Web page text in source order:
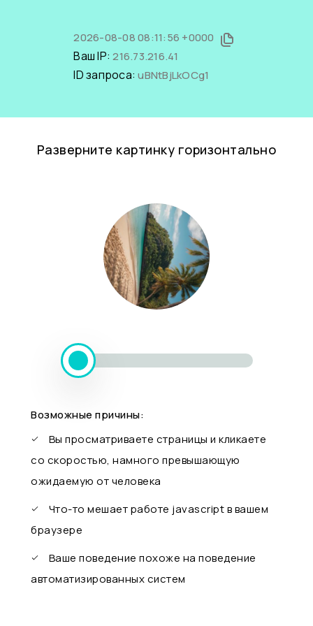
2026-08-08 08:11:56 +0000
Ваш IP:216.73.216.41
ID запроса:uBNtBjLkOCg1
Разверните картинку горизонтально
Возможные причины:
Вы просматриваете страницы и кликаете
со скоростью, намного превышающую
ожидаемую от человека
Что-то мешает работе javascript в вашем
браузере
Ваше поведение похоже на поведение
автоматизированных систем